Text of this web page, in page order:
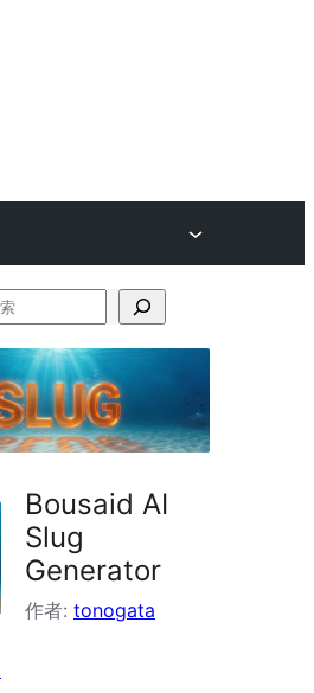
Bousaid AI
Slug
Generator
作者: tonogata